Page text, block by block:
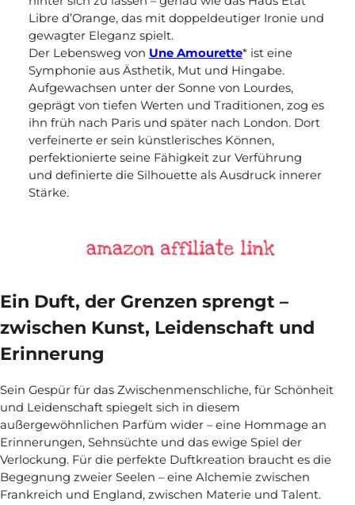
Libre d’Orange, das mit doppeldeutiger Ironie und
gewagter Eleganz spielt.
Der Lebensweg von Une Amourette* ist eine
Symphonie aus Ästhetik, Mut und Hingabe.
Aufgewachsen unter der Sonne von Lourdes,
geprägt von tiefen Werten und Traditionen, zog es
ihn früh nach Paris und später nach London. Dort
verfeinerte er sein künstlerisches Können,
perfektionierte seine Fähigkeit zur Verführung
und definierte die Silhouette als Ausdruck innerer
Stärke.
Ein Duft, der Grenzen sprengt –
zwischen Kunst, Leidenschaft und
Erinnerung
Sein Gespür für das Zwischenmenschliche, für Schönheit
und Leidenschaft spiegelt sich in diesem
außergewöhnlichen Parfüm wider – eine Hommage an
Erinnerungen, Sehnsüchte und das ewige Spiel der
Verlockung. Für die perfekte Duftkreation braucht es die
Begegnung zweier Seelen – eine Alchemie zwischen
Frankreich und England, zwischen Materie und Talent.